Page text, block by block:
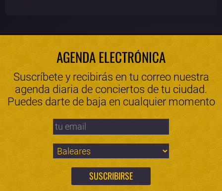
AGENDA ELECTRÓNICA
Suscríbete y recibirás en tu correo nuestra
agenda diaria de conciertos de tu ciudad.
Puedes darte de baja en cualquier momento